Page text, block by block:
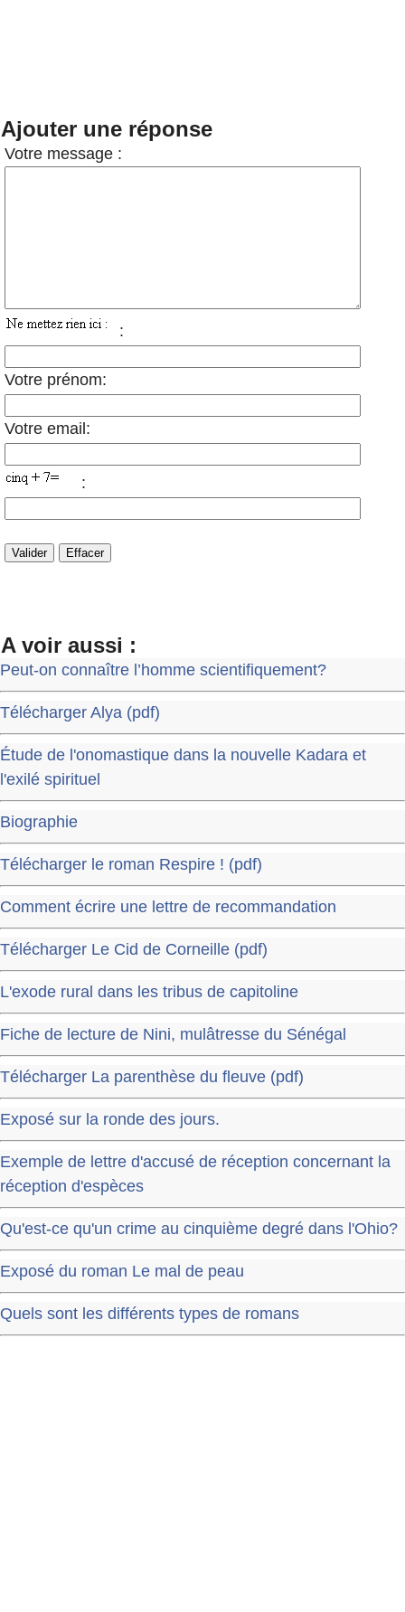
Ajouter une réponse
Votre message :
:
Votre prénom:
Votre email:
:
A voir aussi :
Peut-on connaître l’homme scientifiquement?
Télécharger Alya (pdf)
Étude de l'onomastique dans la nouvelle Kadara et
l'exilé spirituel
Biographie
Télécharger le roman Respire ! (pdf)
Comment écrire une lettre de recommandation
Télécharger Le Cid de Corneille (pdf)
L'exode rural dans les tribus de capitoline
Fiche de lecture de Nini, mulâtresse du Sénégal
Télécharger La parenthèse du fleuve (pdf)
Exposé sur la ronde des jours.
Exemple de lettre d'accusé de réception concernant la
réception d'espèces
Qu'est-ce qu'un crime au cinquième degré dans l'Ohio?
Exposé du roman Le mal de peau
Quels sont les différents types de romans